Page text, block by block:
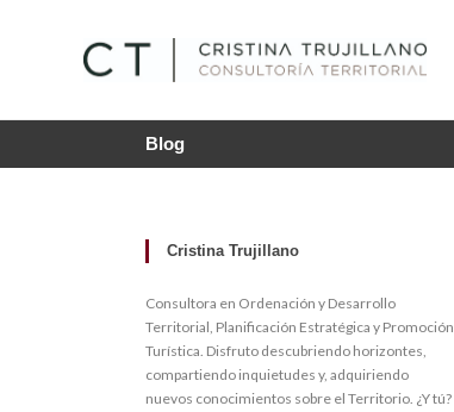
Blog
Cristina Trujillano
Consultora en Ordenación y Desarrollo
Territorial, Planificación Estratégica y Promoción
Turística. Disfruto descubriendo horizontes,
compartiendo inquietudes y, adquiriendo
nuevos conocimientos sobre el Territorio. ¿Y tú?